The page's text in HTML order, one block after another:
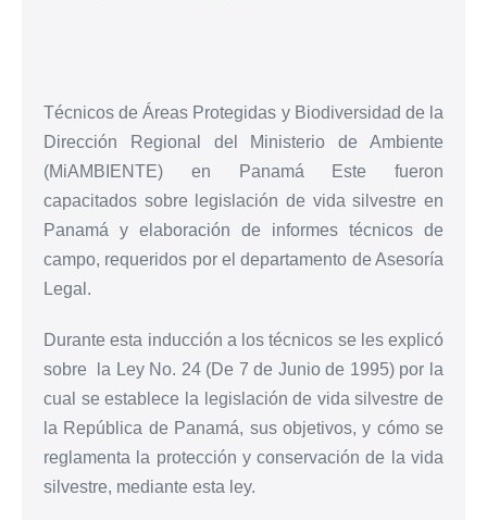
Técnicos de Áreas Protegidas y Biodiversidad de la
Dirección Regional del Ministerio de Ambiente
(MiAMBIENTE) en Panamá Este fueron
capacitados sobre legislación de vida silvestre en
Panamá y elaboración de informes técnicos de
campo, requeridos por el departamento de Asesoría
Legal.
Durante esta inducción a los técnicos se les explicó
sobre la Ley No. 24 (De 7 de Junio de 1995) por la
cual se establece la legislación de vida silvestre de
la República de Panamá, sus objetivos, y cómo se
reglamenta la protección y conservación de la vida
silvestre, mediante esta ley.